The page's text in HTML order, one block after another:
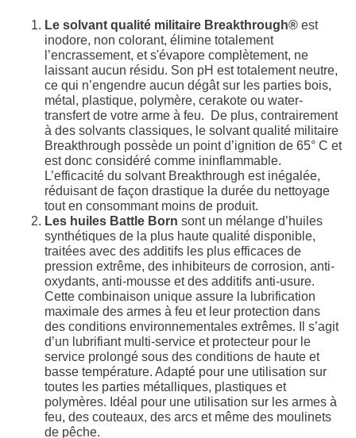
Le solvant qualité militaire Breakthrough® est
inodore, non colorant, élimine totalement
l’encrassement, et s'évapore complètement, ne
laissant aucun résidu. Son pH est totalement neutre,
ce qui n’engendre aucun dégât sur les parties bois,
métal, plastique, polymère, cerakote ou water-
transfert de votre arme à feu. De plus, contrairement
à des solvants classiques, le solvant qualité militaire
Breakthrough possède un point d’ignition de 65° C et
est donc considéré comme ininflammable.
L’efficacité du solvant Breakthrough est inégalée,
réduisant de façon drastique la durée du nettoyage
tout en consommant moins de produit.
Les huiles Battle Born sont un mélange d’huiles
synthétiques de la plus haute qualité disponible,
traitées avec des additifs les plus efficaces de
pression extrême, des inhibiteurs de corrosion, anti-
oxydants, anti-mousse et des additifs anti-usure.
Cette combinaison unique assure la lubrification
maximale des armes à feu et leur protection dans
des conditions environnementales extrêmes. Il s’agit
d’un lubrifiant multi-service et protecteur pour le
service prolongé sous des conditions de haute et
basse température. Adapté pour une utilisation sur
toutes les parties métalliques, plastiques et
polymères. Idéal pour une utilisation sur les armes à
feu, des couteaux, des arcs et même des moulinets
de pêche.